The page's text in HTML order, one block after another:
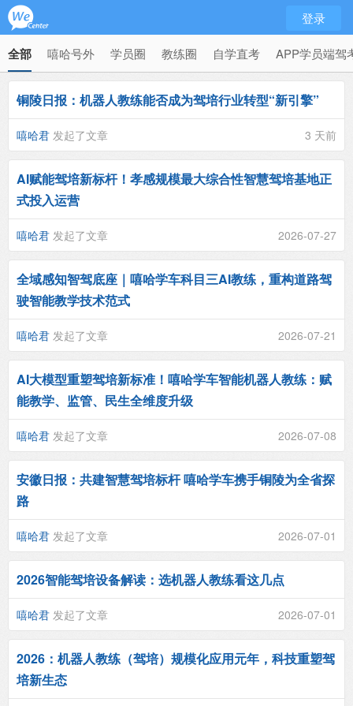
登录
全部 嘻哈号外 学员圈 教练圈 自学直考 APP学员端驾
铜陵日报：机器人教练能否成为驾培行业转型“新引擎”
嘻哈君 发起了文章 3 天前
AI赋能驾培新标杆！孝感规模最大综合性智慧驾培基地正
式投入运营
嘻哈君 发起了文章 2026-07-27
全域感知智驾底座｜嘻哈学车科目三AI教练，重构道路驾
驶智能教学技术范式
嘻哈君 发起了文章 2026-07-21
AI大模型重塑驾培新标准！嘻哈学车智能机器人教练：赋
能教学、监管、民生全维度升级
嘻哈君 发起了文章 2026-07-08
安徽日报：共建智慧驾培标杆 嘻哈学车携手铜陵为全省探
路
嘻哈君 发起了文章 2026-07-01
2026智能驾培设备解读：选机器人教练看这几点
嘻哈君 发起了文章 2026-07-01
2026：机器人教练（驾培）规模化应用元年，科技重塑驾
培新生态